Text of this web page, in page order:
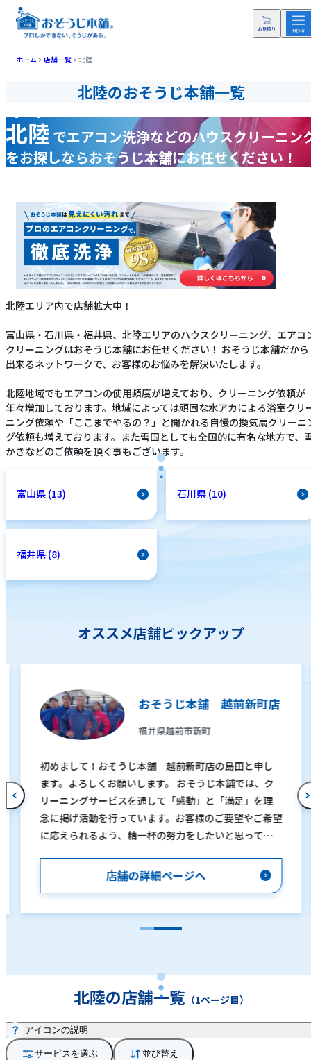
ホーム 店舗一覧 北陸
北陸のおそうじ本舗一覧
北陸 でエアコン洗浄などのハウスクリーニン
をお探しならおそうじ本舗にお任せください！
北陸エリア内で店舗拡大中！
富山県・石川県・福井県、北陸エリアのハウスクリーニング、エアコ
クリーニングはおそうじ本舗にお任せください！ おそうじ本舗だから
出来るネットワークで、お客様のお悩みを解決いたします。
北陸地域でもエアコンの使用頻度が増えており、クリーニング依頼が
年々増加しております。地域によっては頑固な水アカによる浴室クリ
ニング依頼や「ここまでやるの？」と聞かれる自慢の換気扇クリーニ
グ依頼も増えております。また雪国としても全国的に有名な地方で、
かきなどのご依頼を頂く事もございます。
富山県 (13) 石川県 (10)
福井県 (8)
オススメ店舗ピックアップ
おそうじ本舗 越前新町店
福井県越前市新町
初めまして！おそうじ本舗 越前新町店の島田と申し
ます。よろしくお願いします。 おそうじ本舗では、ク
リーニングサービスを通して「感動」と「満足」を理
念に掲げ活動を行っています。お客様のご要望やご希望
に応えられるよう、精一杯の努力をしたいと思ってお
れは気になるが、清掃の仕方が分からない」「清掃し
迎です。 店舗・オフィス・商業施設の清掃も承ってお
ります。どんな些細な事でも構いませんので、まずはお
気軽にお電話下さい。
店舗の詳細ページへ
北陸の店舗一覧 （1ページ目）
サービスを選ぶ 並び替え
アイコンの説明